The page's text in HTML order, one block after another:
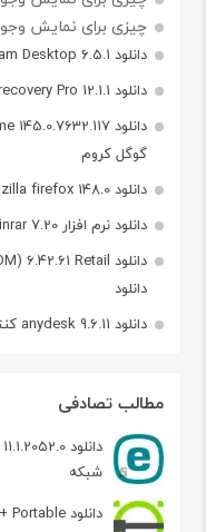
چیزی برای نمایش
دانلود telegram Desktop 6.5.1 نرم افزار رایگان تلگرام دسکتاپ
دانلود auslogics file recovery Pro 12.1.1 نرم افزار بازیابی اطلاعات
گوگل کروم
دانلود mozilla firefox 148.0 مرورگر موزیلا فایرفاکس
دانلود نرم افزار winrar 7.20 وین رار
دانلود
دانلود anydesk 9.6.11 کنترل ویندوز از راه دور
مطالب تصادفی
شبکه
دانلود librecad 2.2.1 + Portable طراحی مدل 2 بعدی CAD